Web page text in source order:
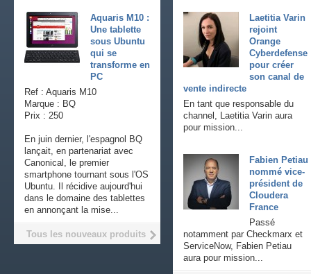
Laetitia Varin
rejoint
Orange
Cyberdefense
pour créer
son canal de
vente indirecte
En tant que responsable du
channel, Laetitia Varin aura
pour mission...
Fabien Petiau
nommé vice-
président de
Cloudera
France
Passé
notamment par Checkmarx et
ServiceNow, Fabien Petiau
aura pour mission...
Aquaris M10 :
Une tablette
sous Ubuntu
qui se
transforme en
PC
Ref : Aquaris M10
Marque : BQ
Prix : 250
En juin dernier, l'espagnol BQ
lançait, en partenariat avec
Canonical, le premier
smartphone tournant sous l'OS
Ubuntu. Il récidive aujourd'hui
dans le domaine des tablettes
en annonçant la mise...
Tous les nouveaux produits